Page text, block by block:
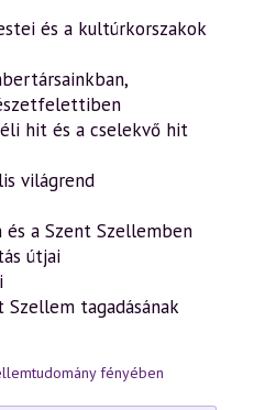
és a kultúrkorszakok
hit és a cselekvő hit
világrend
és a Szent Szellemben
útjai
Szellem tagadásának
fényében